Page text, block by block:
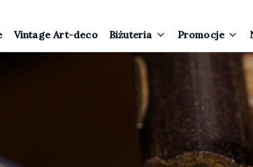
Vintage Art-deco Biżuteria Promocje